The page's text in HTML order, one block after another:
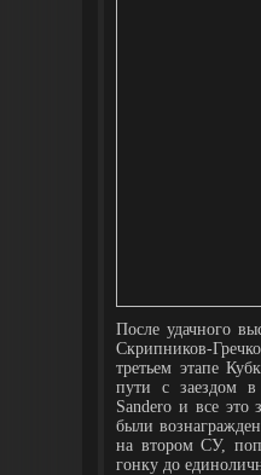
После удачного
Скрипников-
третьем этапе
пути с заездом в
Sandero и все это
были
на втором СУ,
гонку до